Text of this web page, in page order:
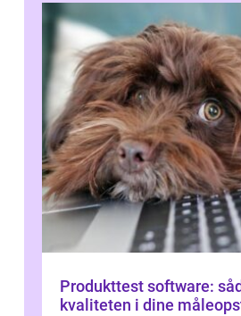
Produkttest software:
kvaliteten i dine